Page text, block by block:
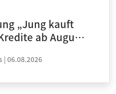
„Jung kauft
ab August
| 06.08.2026